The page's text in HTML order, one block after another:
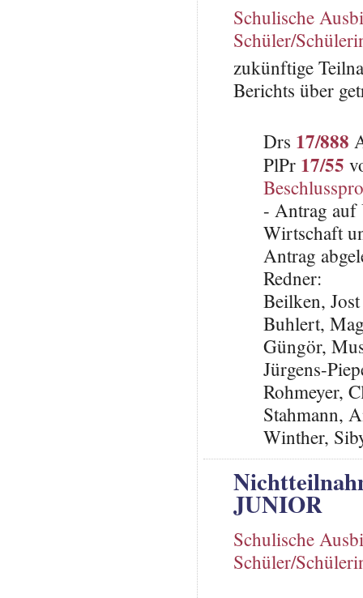
Schulische
Schüler/
zukünftige
Berichts über
Drs 17/888
PlPr 17/55
- Antrag auf
Wirtschaft
Antrag
Redner:
Beilken,
Buhlert,
Güngör,
Jürgens-
Rohmeyer,
Stahmann,
Winther,
JUNIOR
Schulische
Schüler/